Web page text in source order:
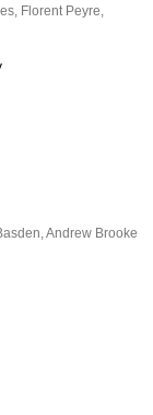
, Florent Peyre,
,Andrew Brooke